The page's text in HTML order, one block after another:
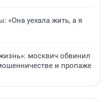
«Она уехала жить, а я
москвич обвинил
и пропаже